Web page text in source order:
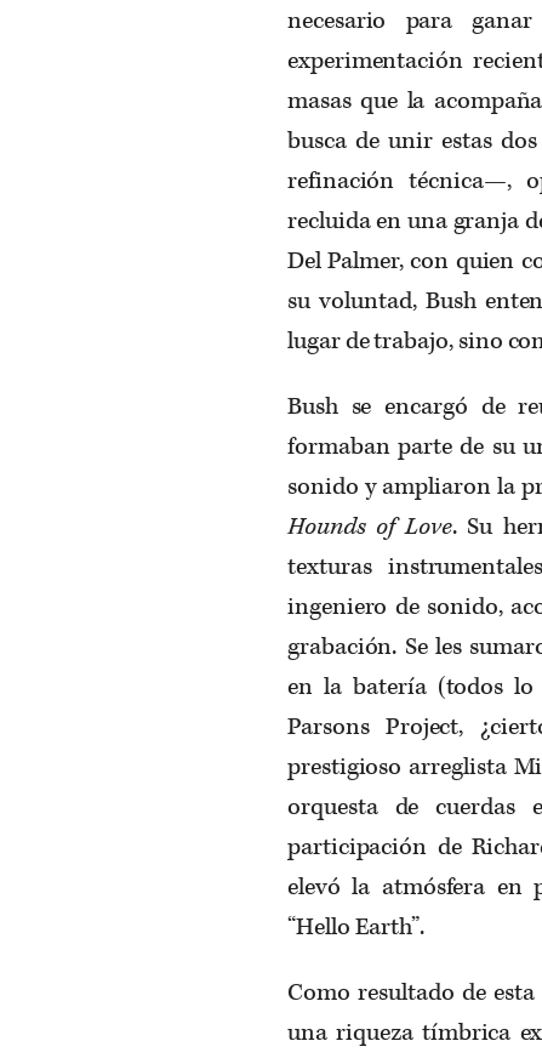
necesario para
experimentación
masas que la
busca de unir estas
refinación técnica—,
recluida en una granja
Del Palmer, con quien
su voluntad, Bush
lugar de trabajo, sino
Bush se encargó de
formaban parte de su
sonido y ampliaron la
Hounds of Love. Su
texturas
ingeniero de sonido,
grabación. Se les
en la batería (todos
Parsons Project,
prestigioso arreglista
orquesta de cuerdas
participación de
elevó la atmósfera en
“Hello Earth”.
Como resultado de
una riqueza tímbrica